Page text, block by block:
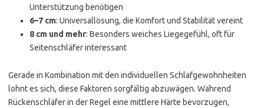
Unterstützung benötigen
6–7 cm: Universallösung, die Komfort und Stabilität vereint
8 cm und mehr: Besonders weiches Liegegefühl, oft für
Seitenschläfer interessant
Gerade in Kombination mit den individuellen Schlafgewohnheiten
lohnt es sich, diese Faktoren sorgfältig abzuwägen. Während
Rückenschläfer in der Regel eine mittlere Härte bevorzugen,